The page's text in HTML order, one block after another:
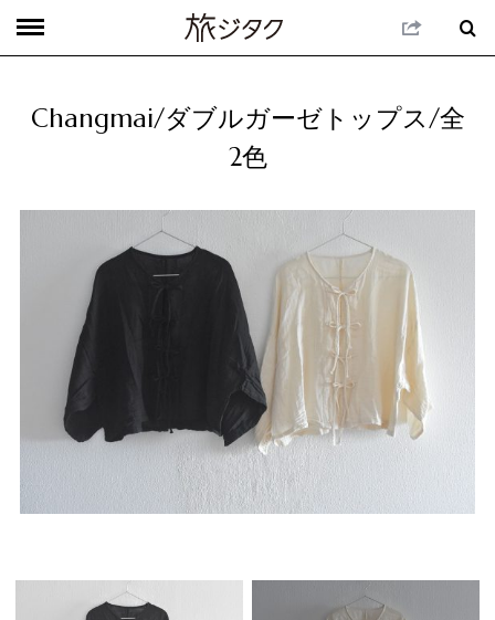
Changmai/ダブルガーゼトップス/全
2色